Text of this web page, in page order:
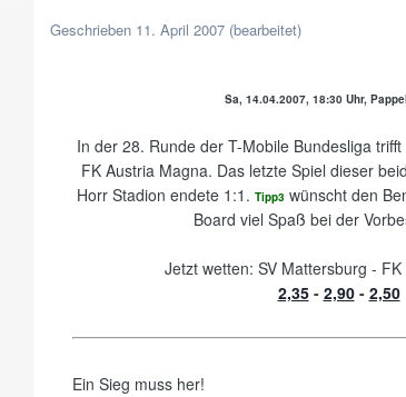
Geschrieben 11. April 2007 (bearbeitet)
Sa, 14.04.2007, 18:30 Uhr,
In der 28. Runde der T-Mobile Bundesliga
FK Austria Magna. Das letzte Spiel dieser
Horr Stadion endete 1:1. Tipp3 wünscht den
Board viel Spaß bei der
Jetzt wetten: SV Mattersburg -
2,35- 2,90- 2,50
Ein Sieg muss her!